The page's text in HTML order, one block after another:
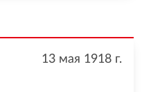
13 мая 1918 г.